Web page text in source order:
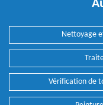
Nettoyage
Vérification de